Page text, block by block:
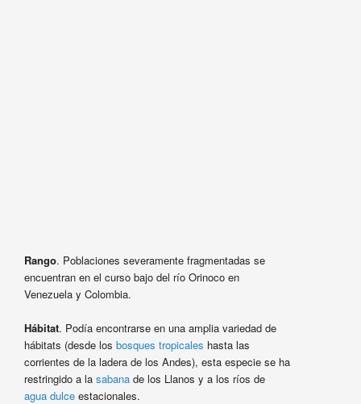
Rango. Poblaciones severamente fragmentadas se
encuentran en el curso bajo del río Orinoco en
Venezuela y Colombia.
Hábitat. Podía encontrarse en una amplia variedad de
hábitats (desde los bosques tropicales hasta las
corrientes de la ladera de los Andes), esta especie se ha
restringido a la sabanade los Llanos y a los ríos de
agua dulceestacionales.